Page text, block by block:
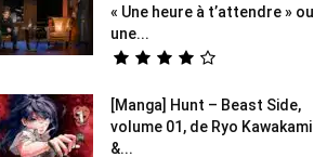
« Une heure à t’attendre » ou
une...
[Manga] Hunt – Beast Side,
volume 01, de Ryo Kawakami
&...